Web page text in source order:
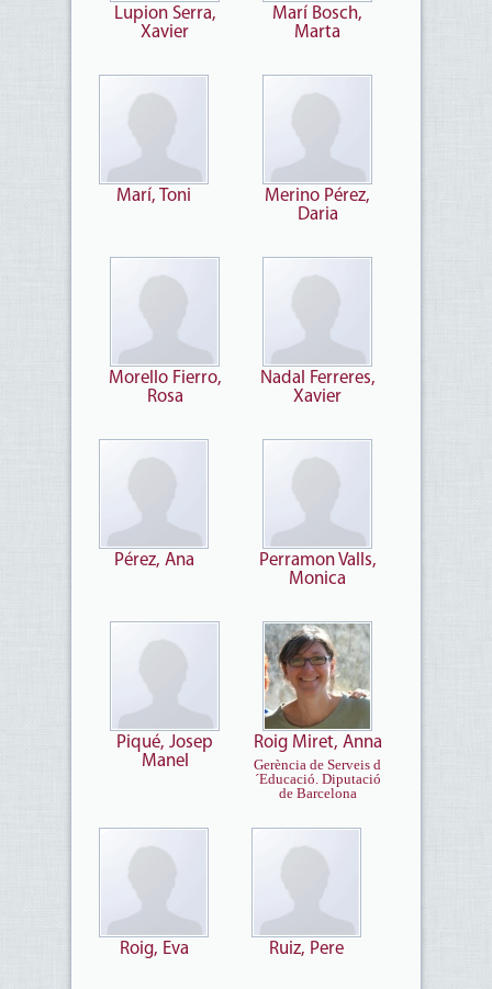
Lupion Serra,
Xavier
Marí Bosch,
Marta
Marí, Toni
Merino Pérez,
Daria
Morello Fierro,
Rosa
Nadal Ferreres,
Xavier
Pérez, Ana
Perramon Valls,
Monica
Piqué, Josep
Manel
Roig Miret, Anna
Gerència de Serveis d
´Educació. Diputació
de Barcelona
Roig, Eva Ruiz, Pere